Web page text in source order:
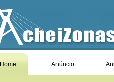
Home Anúncio